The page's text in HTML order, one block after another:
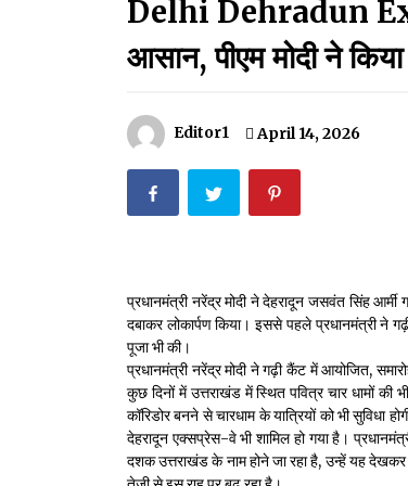
मदरसों का नाम अब्दुल कलाम के
December 18, 2023
May 14, 2022
May 11, 2022
Delhi Dehradun
आसान, पीएम मोदी ने
Editor1 April 14, 2026
प्रधानमंत्री नरेंद्र मोदी ने देहरादून जसवंत सिंह
दबाकर लोकार्पण किया। इससे पहले प्रधानमंत्री ने
पूजा भी की।
प्रधानमंत्री नरेंद्र मोदी ने गढ़ी कैंट में आयोजित,
कुछ दिनों में उत्तराखंड में स्थित पवित्र चार धामों की
कॉरिडोर बनने से चारधाम के यात्रियों को भी सुविधा
देहरादून एक्सप्रेस-वे भी शामिल हो गया है।
दशक उत्तराखंड के नाम होने जा रहा है, उन्हें यह